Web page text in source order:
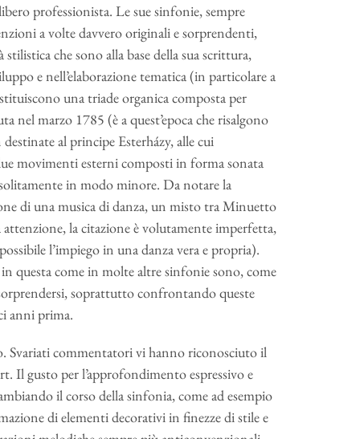
professionista. Le sue sinfonie, sempre
a volte davvero originali e sorprendenti,
che sono alla base della sua scrittura,
e nell’elaborazione tematica (in particolare a
una triade organica composta per
nel marzo 1785 (è a quest’epoca che risalgono
al principe Esterházy, alle cui
movimenti esterni composti in forma sonata
in modo minore. Da notare la
di una musica di danza, un misto tra Minuetto
attenzione, la citazione è volutamente imperfetta,
l’impiego in una danza vera e propria).
questa come in molte altre sinfonie sono, come
soprattutto confrontando queste
anni prima.
Svariati commentatori vi hanno riconosciuto il
Il gusto per l’approfondimento espressivo e
il corso della sinfonia, come ad esempio
di elementi decorativi in finezze di stile e